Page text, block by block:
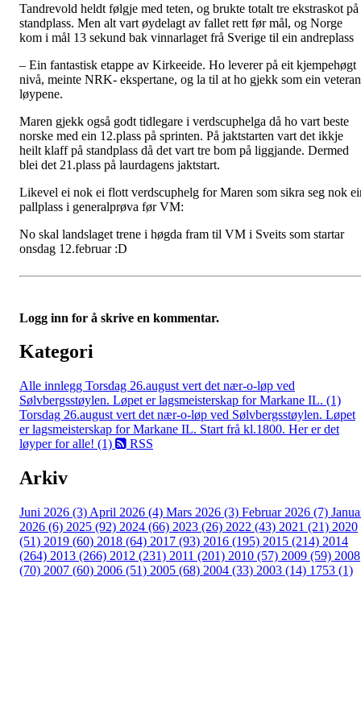
Tandrevold heldt følgje med teten, og brukte totalt tre ekstraskot på
standplass. Men alt vart øydelagt av fallet rett før mål, og Norge
kom i mål 13 sekund bak vinnarlaget frå Sverige til ein andreplass
– Ein fantastisk etappe av Kirkeeide. Ho leverer på eit kjempehøgt
nivå, meinte NRK- ekspertane, og la til at ho gjekk som ein
løypene.
Maren gjekk også godt tidlegare i verdscuphelga då ho vart beste
norske med ein 12.plass på sprinten. På jaktstarten vart det ikkje
heilt klaff på standplass då det vart tre bom på liggjande. Dermed
blei det 21.plass på laurdagens jaktstart.
Likevel ei nok ei flott verdscuphelg for Maren som sikra seg nok
pallplass i generalprøva før VM:
No skal landslaget trene i høgda fram til VM i Sveits som startar
onsdag 12.februar :D
Logg inn for å skrive en kommentar.
Kategori
Alle innlegg Torsdag 26.august vert det nær-o-løp ved
Sølvbergsstøylen. Løpet er lagsmeisterskap for Markane IL. (1)
Torsdag 26.august vert det nær-o-løp ved Sølvbergsstøylen. Løpet
er lagsmeisterskap for Markane IL. Start frå kl.1800. Her er det
løyper for alle! (1)
RSS
Arkiv
Juni 2026 (3) April 2026 (4) Mars 2026 (3) Februar 2026 (7)
2026 (6) 2025 (92) 2024 (66) 2023 (26) 2022 (43) 2021 (21) 2020
(51) 2019 (60) 2018 (64) 2017 (93) 2016 (195) 2015 (214) 2014
(264) 2013 (266) 2012 (231) 2011 (201) 2010 (57) 2009 (59) 2008
(70) 2007 (60) 2006 (51) 2005 (68) 2004 (33) 2003 (14) 1753 (1)